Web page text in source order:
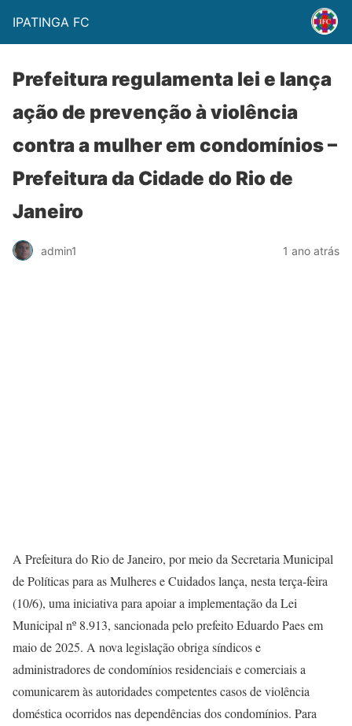
IPATINGA FC
Prefeitura regulamenta lei e lança
ação de prevenção à violência
contra a mulher em condomínios –
Prefeitura da Cidade do Rio de
Janeiro
admin1 1 ano atrás
A Prefeitura do Rio de Janeiro, por meio da Secretaria Municipal
de Políticas para as Mulheres e Cuidados lança, nesta terça-feira
(10/6), uma iniciativa para apoiar a implementação da Lei
Municipal nº 8.913, sancionada pelo prefeito Eduardo Paes em
maio de 2025. A nova legislação obriga síndicos e
administradores de condomínios residenciais e comerciais a
comunicarem às autoridades competentes casos de violência
doméstica ocorridos nas dependências dos condomínios. Para